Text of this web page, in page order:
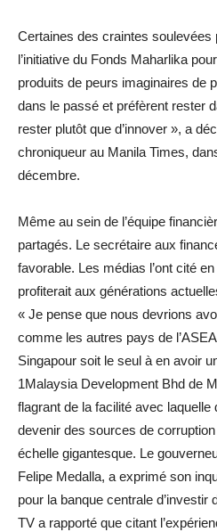
Certaines des craintes soulevées
l’initiative du Fonds Maharlika
produits de peurs imaginaires de
dans le passé et préfèrent rester
rester plutôt que d’innover », a
chroniqueur au Manila Times,
décembre.
Même au sein de l’équipe
partagés. Le secrétaire aux
favorable. Les médias l’ont cité
profiterait aux générations
« Je pense que nous devrions
comme les autres pays de
Singapour soit le seul à en avoir
1Malaysia Development Bhd de
flagrant de la facilité avec laquelle
devenir des sources de
échelle gigantesque. Le
Felipe Medalla, a exprimé son
pour la banque centrale
TV a rapporté que citant